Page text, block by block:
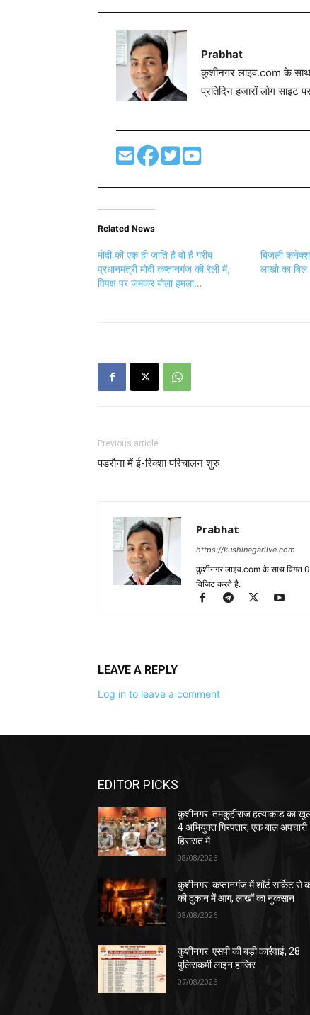
Prabhat
कुशीनगर लाइव.com के साथ
प्रतिदिन हजारों लोग साइट
Related News
मोदी की एक ही जाति है वो है गरीब
प्रधानमंत्री मोदी कप्तानगंज की रैली में,
विपक्ष पर जमकर बोला हमला…
बिजली
लाखो का बिल
Previous article
पडरौना में ई-रिक्शा परिचालन शुरु
Prabhat
https://kushinagarlive.com
कुशीनगर लाइव.com के साथ विगत
विजिट करते है.
LEAVE A REPLY
Log in to leave a comment
EDITOR PICKS
कुशीनगर: तमकुहीराज हत्याकांड का
4 अभियुक्त गिरफ्तार, एक बाल अपचारी
हिरासत में
08/08/2026
कुशीनगर: कप्तानगंज में शॉर्ट सर्किट से
की दुकान में आग, लाखों का नुकसान
08/08/2026
कुशीनगर: एसपी की बड़ी कार्रवाई, 28
पुलिसकर्मी लाइन हाजिर
07/08/2026